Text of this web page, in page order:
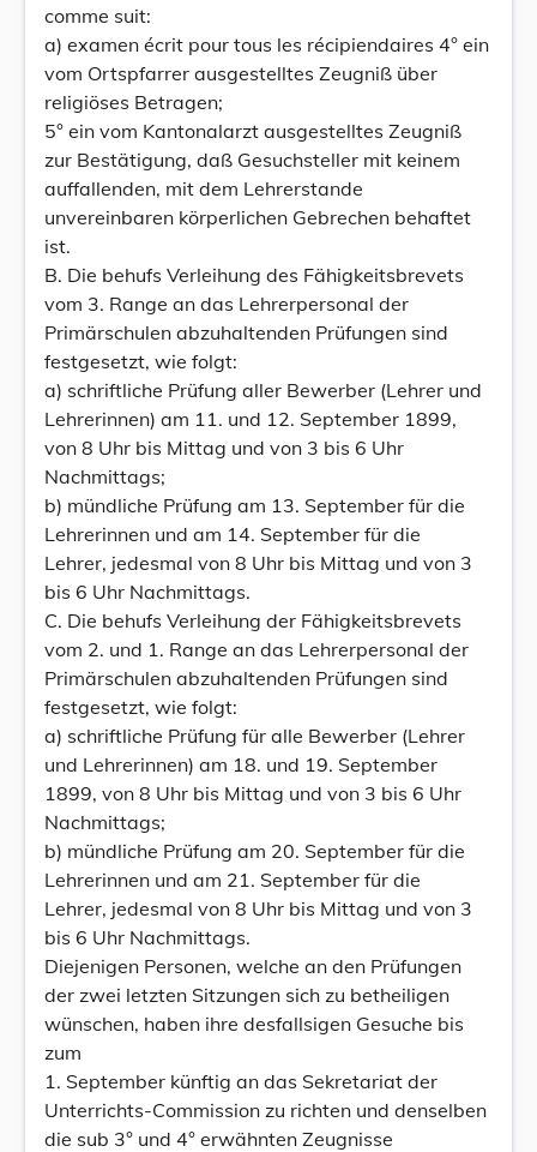
comme suit:
a) examen écrit pour tous les récipiendaires 4° ein
vom Ortspfarrer ausgestelltes Zeugniß über
religiöses Betragen;
5° ein vom Kantonalarzt ausgestelltes Zeugniß
zur Bestätigung, daß Gesuchsteller mit keinem
auffallenden, mit dem Lehrerstande
unvereinbaren körperlichen Gebrechen behaftet
ist.
B. Die behufs Verleihung des Fähigkeitsbrevets
vom 3. Range an das Lehrerpersonal der
Primärschulen abzuhaltenden Prüfungen sind
festgesetzt, wie folgt:
a) schriftliche Prüfung aller Bewerber (Lehrer und
Lehrerinnen) am 11. und 12. September 1899,
von 8 Uhr bis Mittag und von 3 bis 6 Uhr
Nachmittags;
b) mündliche Prüfung am 13. September für die
Lehrerinnen und am 14. September für die
Lehrer, jedesmal von 8 Uhr bis Mittag und von 3
bis 6 Uhr Nachmittags.
C. Die behufs Verleihung der Fähigkeitsbrevets
vom 2. und 1. Range an das Lehrerpersonal der
Primärschulen abzuhaltenden Prüfungen sind
festgesetzt, wie folgt:
a) schriftliche Prüfung für alle Bewerber (Lehrer
und Lehrerinnen) am 18. und 19. September
1899, von 8 Uhr bis Mittag und von 3 bis 6 Uhr
Nachmittags;
b) mündliche Prüfung am 20. September für die
Lehrerinnen und am 21. September für die
Lehrer, jedesmal von 8 Uhr bis Mittag und von 3
bis 6 Uhr Nachmittags.
Diejenigen Personen, welche an den Prüfungen
der zwei letzten Sitzungen sich zu betheiligen
wünschen, haben ihre desfallsigen Gesuche bis
zum
1. September künftig an das Sekretariat der
Unterrichts-Commission zu richten und denselben
die sub 3° und 4° erwähnten Zeugnisse